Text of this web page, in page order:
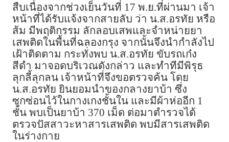
สืบเนื่องจากช่วงเย็นวันที่ 17 พ.ย.ที่ผ่านมา เจ้า
หน้าที่ได้รับแจ้งจากสายลับ ว่า น.ส.อรทัย หรือ
ส้ม มีพฤติกรรม ลักลอบเสพและจำหน่ายยา
เสพติดในพื้นที่ฉลองกรุง จากนั้นจึงนำกำลังไป
เฝ้าติดตาม กระทั่งพบ น.ส.อรทัย ขับรถเก๋ง
สีดำ มาจอดบริเวณดังกล่าว และทำทีมีพิรุธ
ลุกลี้ลุกลน เจ้าหน้าที่จึงขอตรวจค้น โดย
น.ส.อรทัย ยินยอมนำของกลางยาบ้า ซึ่ง
ซุกซ่อนไว้ในกางเกงชั้นใน และมีผ้าห่ออีก 1
ชั้น พบเป็นยาบ้า 370 เม็ด ต่อมาตำรวจได้
ตรวจปัสสาวะหาสารเสพติด พบมีสารเสพติด
ในร่างกาย